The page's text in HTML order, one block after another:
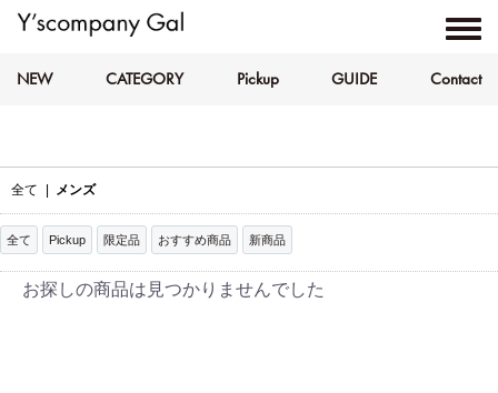
NEW CATEGORY Pickup GUIDE Contact
全て メンズ
全て Pickup 限定品 おすすめ商品 新商品
お探しの商品は見つかりませんでした